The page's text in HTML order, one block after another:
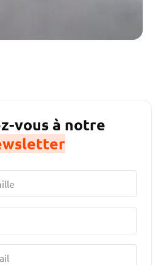
vous à notre